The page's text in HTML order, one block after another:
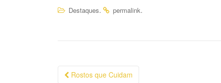
Destaques. permalink.
Navegação
Rostos que Cuidam